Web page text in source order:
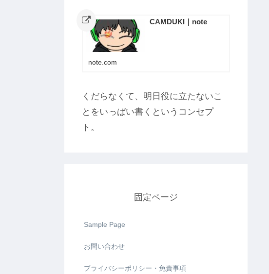
CAMDUKI｜note
note.com
くだらなくて、明日役に立たないこ
とをいっぱい書くというコンセプ
ト。
固定ページ
Sample Page
お問い合わせ
プライバシーポリシー・免責事項